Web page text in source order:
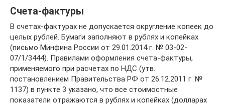
Счета-фактуры
В счетах-фактурах не допускается округление копеек до
целых рублей. Бумаги заполняют в рублях и копейках
(письмо Минфина России от 29.01.2014 г. № 03-02-
07/1/3444). Правилами оформления счета-фактуры,
применяемого при расчетах по НДС (утв.
постановлением Правительства РФ от 26.12.2011 г. №
1137) в пункте 3 указано, что все стоимостные
показатели отражаются в рублях и копейках (долларах